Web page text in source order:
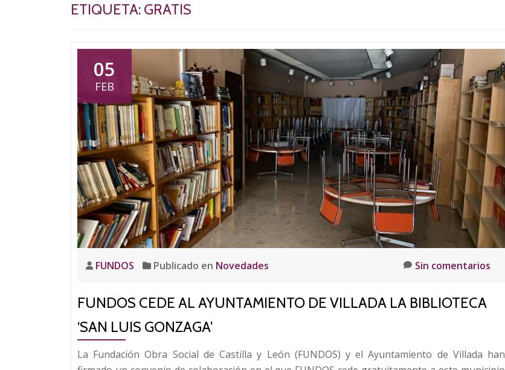
ETIQUETA: GRATIS
05
FEB
FUNDOS Publicado en Novedades Sin comentarios
FUNDOS CEDE AL AYUNTAMIENTO DE VILLADA LA BIBLIOTECA
‘SAN LUIS GONZAGA’
La Fundación Obra Social de Castilla y León (FUNDOS) y el Ayuntamiento de Villada han